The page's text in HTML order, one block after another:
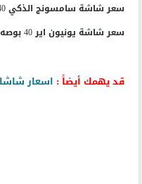
سعر شاشة سامسونج الذكي 40 بوصه عالي الوضوح 6,399 جينة مصري.
سعر شاشة يونيون اير 40 بوصه عالي الدقة 3,699 جينة مصري.
قد يهمك أيضاً : اسعار